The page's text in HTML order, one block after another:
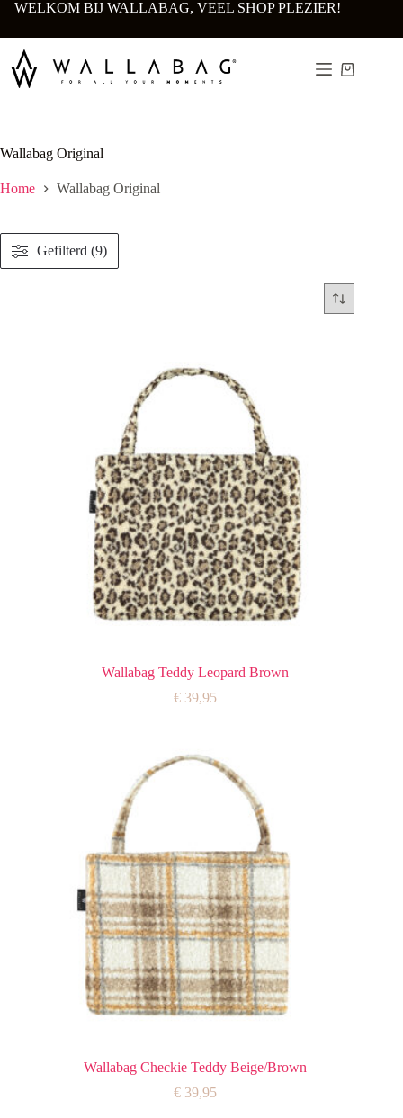
Ga
de
inhoud
WELKOM BIJ WALLABAG, VEEL SHOP PLEZIER!
Wallabag Original
Home Wallabag Original
Gefilterd (9)
Wallabag Teddy Leopard Brown
€ 39,95
Wallabag Checkie Teddy Beige/Brown
€ 39,95